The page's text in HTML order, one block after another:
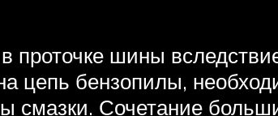
шины
цепь бензопилы,
Сочетание